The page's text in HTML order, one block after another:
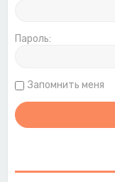
Пароль:
Запомнить меня